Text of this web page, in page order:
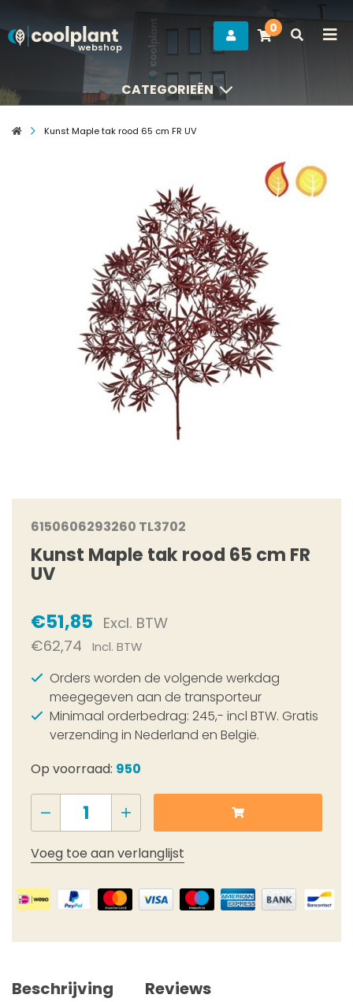
webshop
0
CATEGORIEËN
CATEGORIEËN
Kunst Maple tak rood 65 cm FR UV
6150606293260 TL3702
Kunst Maple tak rood 65 cm FR
UV
€51,85 Excl. BTW
€62,74
Incl. BTW
Orders worden de volgende werkdag
meegegeven aan de transporteur
Minimaal orderbedrag: 245,- incl BTW. Gratis
verzending in Nederland en België.
Op voorraad: 950
Voeg toe aan verlanglijst
Beschrijving Reviews